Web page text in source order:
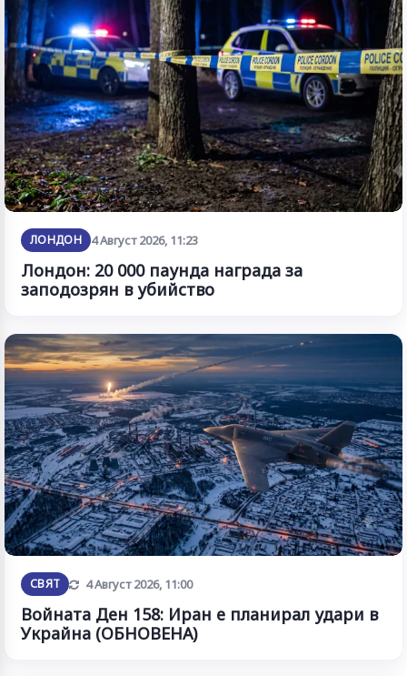
ЛОНДОН 4 Август 2026, 11:23
Лондон: 20 000 паунда награда за
заподозрян в убийство
СВЯТ Обновена
4 Август 2026, 11:00
Войната Ден 158: Иран е планирал удари в
Украйна (ОБНОВЕНА)